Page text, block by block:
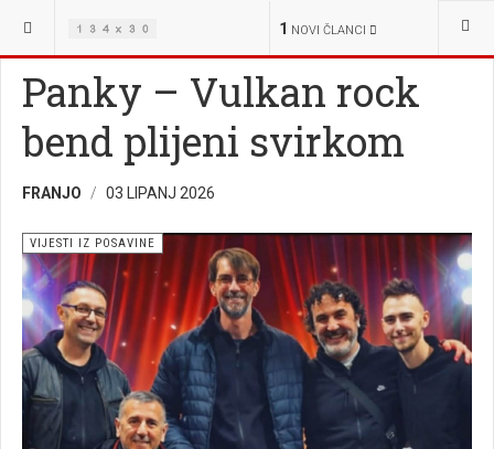
1 NOVI ČLANCI
NALAZITE SE OVDJE: VIJESTI IZ POSAVINE
Panky – Vulkan rock
bend plijeni svirkom
FRANJO 03 LIPANJ 2026
VIJESTI IZ POSAVINE